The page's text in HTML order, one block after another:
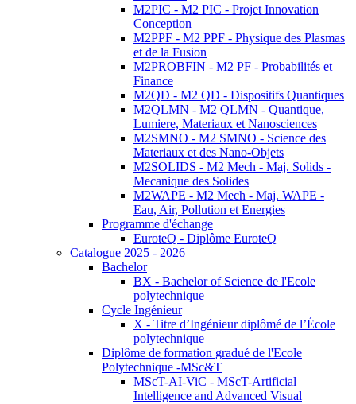
M2PIC - M2 PIC - Projet Innovation
Conception
M2PPF - M2 PPF - Physique des Plasmas
et de la Fusion
M2PROBFIN - M2 PF - Probabilités et
Finance
M2QD - M2 QD - Dispositifs Quantiques
M2QLMN - M2 QLMN - Quantique,
Lumiere, Materiaux et Nanosciences
M2SMNO - M2 SMNO - Science des
Materiaux et des Nano-Objets
M2SOLIDS - M2 Mech - Maj. Solids -
Mecanique des Solides
M2WAPE - M2 Mech - Maj. WAPE -
Eau, Air, Pollution et Energies
Programme d'échange
EuroteQ - Diplôme EuroteQ
Catalogue 2025 - 2026
Bachelor
BX - Bachelor of Science de l'Ecole
polytechnique
Cycle Ingénieur
X - Titre d’Ingénieur diplômé de l’École
polytechnique
Diplôme de formation gradué de l'Ecole
Polytechnique -MSc&T
MScT-AI-ViC - MScT-Artificial
Intelligence and Advanced Visual